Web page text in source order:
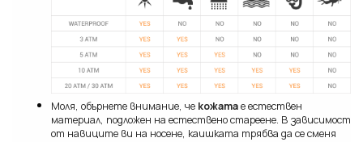
Моля, обърнете внимание, че кожатае естествен
материал, подложен на естествено стареене. В зависимост
от навиците ви на носене, каишката трябва да се сменя